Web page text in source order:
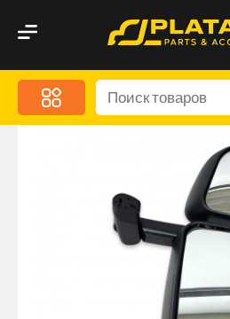
Меню
Акционные предложения
Автохимия и уход
Оптика и светотехника
Запчасти кузова и зеркала